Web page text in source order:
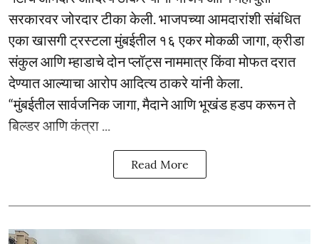
सरकारवर जोरदार टीका केली. भाजपच्या आमदारांशी संबंधित
एका खासगी ट्रस्टला मुंबईतील १६ एकर मोकळी जागा, क्रीडा
संकुल आणि म्हाडाचे दोन प्लॉट्स नाममात्र किंवा मोफत दरात
देण्यात आल्याचा आरोप आदित्य ठाकरे यांनी केला.
“मुंबईतील सार्वजनिक जागा, मैदाने आणि भूखंड हडप करून ते
बिल्डर आणि कंत्रा ...
Read More